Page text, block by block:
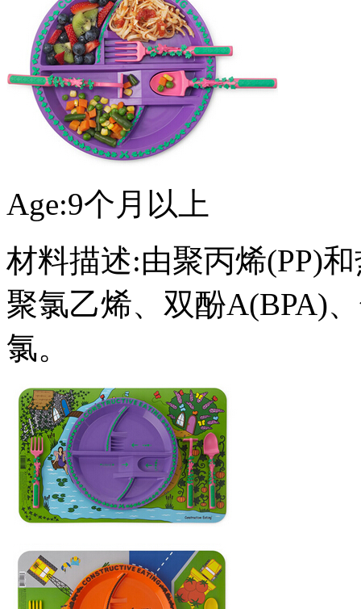
Age:9个月以上
材料描述:由聚丙烯(PP)
聚氯乙烯、双酚A(BPA)
氯。